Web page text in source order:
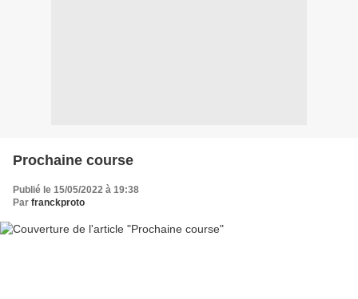
Prochaine course
Publié le 15/05/2022 à 19:38
Par franckproto